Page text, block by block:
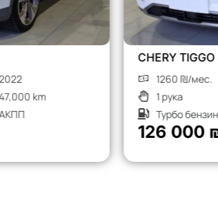
52,000 km
АКПП
NISSAN
480 ₪/
2 рука
Турбо
48